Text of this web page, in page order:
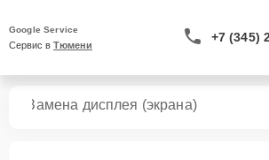
Google Service
Сервис в Тюмени
+7 (345)
Замена дисплея (экрана)